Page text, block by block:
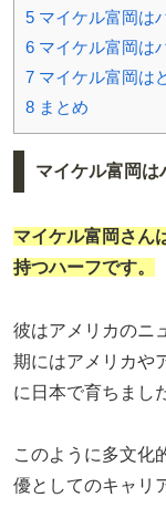
5 マイケル富岡は
6 マイケル富岡は
7 マイケル富岡は
8 まとめ
マイケル富岡は
マイケル富岡さん
持つハーフです。
彼はアメリカのニ
期にはアメリカや
に日本で育ちまし
このように多文化
優としてのキャリ